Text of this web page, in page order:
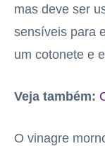
mas deve ser
sensíveis para
um cotonete e
Veja também:
O vinagre